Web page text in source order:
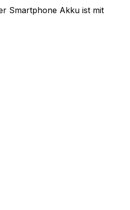
Smartphone Akku ist mit